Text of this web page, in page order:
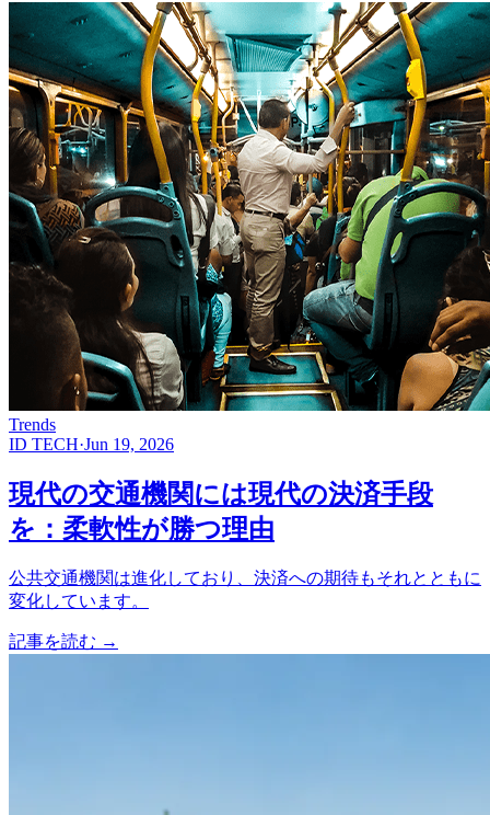
Trends
ID TECH·Jun 19, 2026
現代の交通機関には現代の決済手段
を：柔軟性が勝つ理由
公共交通機関は進化しており、決済への期待もそれとともに
変化しています。
記事を読む →